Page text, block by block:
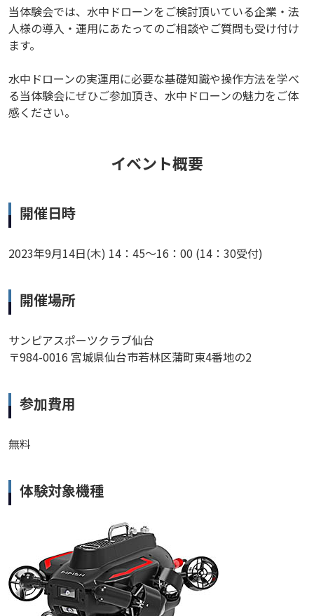
当体験会では、水中ドローンをご検討頂いている企業・法
人様の導入・運用にあたってのご相談やご質問も受け付け
ます。
水中ドローンの実運用に必要な基礎知識や操作方法を学べ
る当体験会にぜひご参加頂き、水中ドローンの魅力をご体
感ください。
イベント概要
開催日時
2023年9月14日(木) 14：45～16：00 (14：30受付)
開催場所
サンピアスポーツクラブ仙台
〒984-0016 宮城県仙台市若林区蒲町東4番地の2
参加費用
無料
体験対象機種